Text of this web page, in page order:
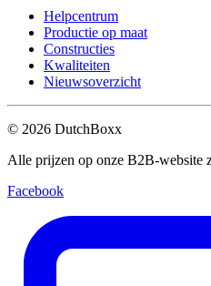
Helpcentrum
Productie op maat
Constructies
Kwaliteiten
Nieuwsoverzicht
© 2026 DutchBoxx
Alle prijzen op onze B2B-website
Facebook